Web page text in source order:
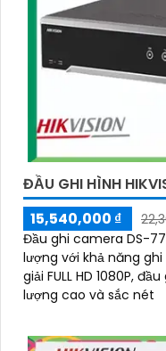
ĐẦU GHI HÌNH
15,540,000 ₫
Đầu ghi camera DS-
lượng với khả năng ghi hình
giải FULL HD 1080P,
lượng cao và sắc nét